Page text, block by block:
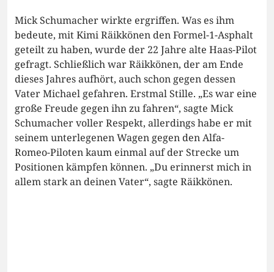
Mick Schumacher wirkte ergriffen. Was es ihm
bedeute, mit Kimi Räikkönen den Formel-1-Asphalt
geteilt zu haben, wurde der 22 Jahre alte Haas-Pilot
gefragt. Schließlich war Räikkönen, der am Ende
dieses Jahres aufhört, auch schon gegen dessen
Vater Michael gefahren. Erstmal Stille. „Es war eine
große Freude gegen ihn zu fahren“, sagte Mick
Schumacher voller Respekt, allerdings habe er mit
seinem unterlegenen Wagen gegen den Alfa-
Romeo-Piloten kaum einmal auf der Strecke um
Positionen kämpfen können. „Du erinnerst mich in
allem stark an deinen Vater“, sagte Räikkönen.